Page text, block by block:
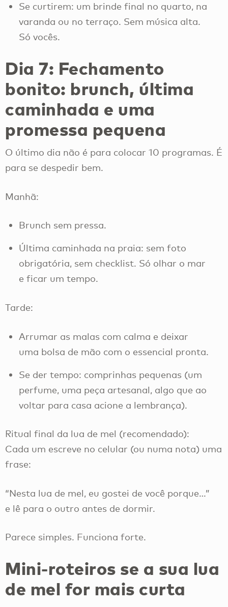
Se curtirem: um brinde final no quarto, na
varanda ou no terraço. Sem música alta.
Só vocês.
Dia 7: Fechamento
bonito: brunch, última
caminhada e uma
promessa pequena
O último dia não é para colocar 10 programas. É
para se despedir bem.
Manhã:
Brunch sem pressa.
Última caminhada na praia: sem foto
obrigatória, sem checklist. Só olhar o mar
e ficar um tempo.
Tarde:
Arrumar as malas com calma e deixar
uma bolsa de mão com o essencial pronta.
Se der tempo: comprinhas pequenas (um
perfume, uma peça artesanal, algo que ao
voltar para casa acione a lembrança).
Ritual final da lua de mel (recomendado):
Cada um escreve no celular (ou numa nota) uma
frase:
“Nesta lua de mel, eu gostei de você porque…”
e lê para o outro antes de dormir.
Parece simples. Funciona forte.
Mini-roteiros se a sua lua
de mel for mais curta